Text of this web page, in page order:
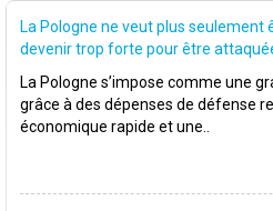
La Pologne ne veut plus seulement
devenir trop forte pour être
La Pologne s’impose comme une
grâce à des dépenses de défense
économique rapide et une..